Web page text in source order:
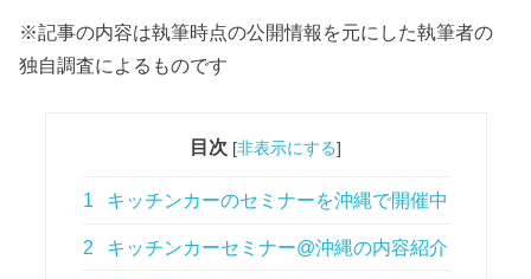
※記事の内容は執筆時点の公開情報を元にした執筆者の
独自調査によるものです
目次 [非表示にする]
1 キッチンカーのセミナーを沖縄で開催中
2 キッチンカーセミナー@沖縄の内容紹介